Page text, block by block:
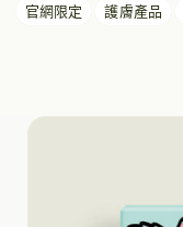
官網限定 護膚產品